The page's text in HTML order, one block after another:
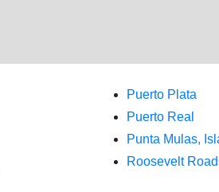
Puerto Plata
Puerto Real
Punta Mulas,
Roosevelt